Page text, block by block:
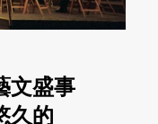
文盛事
久的